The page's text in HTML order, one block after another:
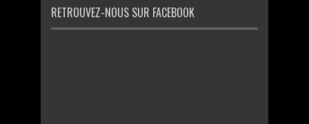
RETROUVEZ-NOUS SUR FACEBOOK